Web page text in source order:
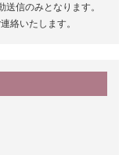
信のみとなります。
絡いたします。